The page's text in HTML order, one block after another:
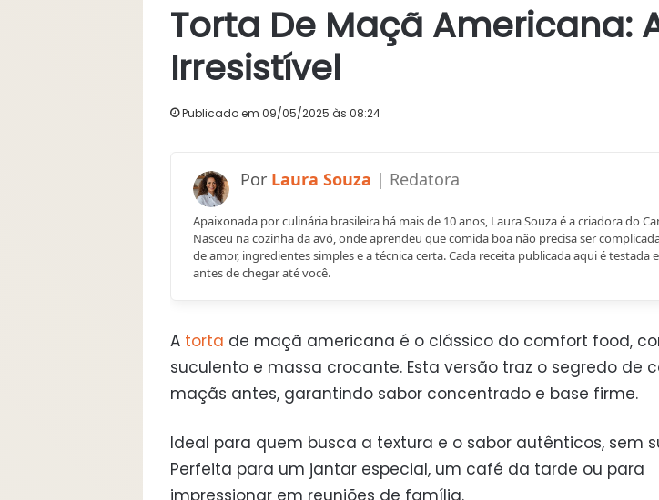
Torta De Maçã Americana:
Irresistível
Publicado em 09/05/2025 às 08:24
Laura Souza
Apaixonada por culinária brasileira há mais de 10 anos, Laura Souza é a criadora do
Nasceu na cozinha da avó, onde aprendeu que comida boa não precisa ser
de amor, ingredientes simples e a técnica certa. Cada receita publicada aqui é testada
antes de chegar até você.
A torta de maçã americana é o clássico do comfort food,
suculento e massa crocante. Esta versão traz o segredo de
maçãs antes, garantindo sabor concentrado e base firme.
Ideal para quem busca a textura e o sabor autênticos, sem
Perfeita para um jantar especial, um café da tarde ou para
impressionar em reuniões de família.